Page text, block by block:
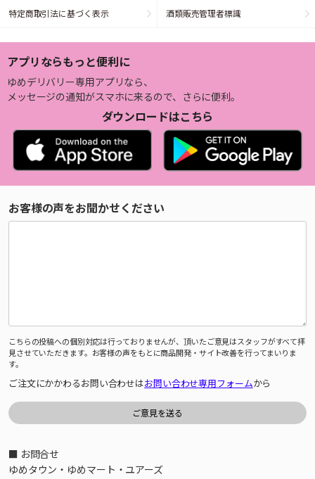
特定商取引法に基づく表示 酒類販売管理者標識
アプリならもっと便利に
ゆめデリバリー専用アプリなら、
メッセージの通知がスマホに来るので、さらに便利。
ダウンロードはこちら
お客様の声をお聞かせください
こちらの投稿への個別対応は行っておりませんが、頂いたご意見はスタッフがすべて拝
見させていただきます。お客様の声をもとに商品開発・サイト改善を行ってまいりま
す。
ご注文にかかわるお問い合わせはお問い合わせ専用フォームから
■ お問合せ
ゆめタウン・ゆめマート・ユアーズ